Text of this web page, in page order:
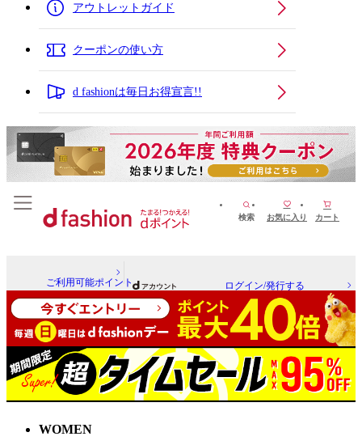
アウトレットガイド
クーポンの使い方
d fashionは毎日お得宣言!!
検索 お気に入り カート
ご利用可能ポイント ログイン/発行する
WOMEN